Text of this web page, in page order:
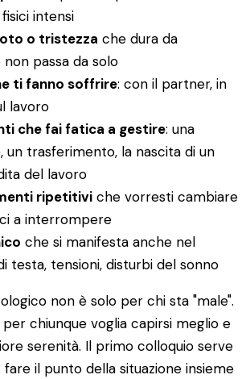
intensi
o tristezza che dura da
passa da solo
ti fanno soffrire: con il partner, in
lavoro
che fai fatica a gestire: una
un trasferimento, la nascita di un
del lavoro
ripetitivi che vorresti cambiare
a interrompere
che si manifesta anche nel
testa, tensioni, disturbi del sonno
non è solo per chi sta "male".
chiunque voglia capirsi meglio e
serenità. Il primo colloquio serve
il punto della situazione insieme